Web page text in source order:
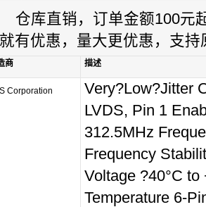
仓库直销，订单金额100元
有优惠，量大更优惠，支持
商 描述
Corporation
Very?Low?Jitter
LVDS, Pin 1
312.5MHz
Frequency
Voltage ?40°C to
Temperature 6-